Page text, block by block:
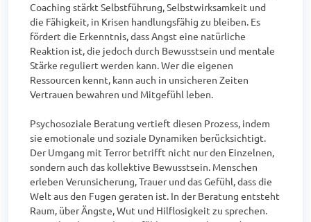
Coaching stärkt Selbstführung, Selbstwirksamkeit und
die Fähigkeit, in Krisen handlungsfähig zu bleiben. Es
fördert die Erkenntnis, dass Angst eine natürliche
Reaktion ist, die jedoch durch Bewusstsein und mentale
Stärke reguliert werden kann. Wer die eigenen
Ressourcen kennt, kann auch in unsicheren Zeiten
Vertrauen bewahren und Mitgefühl leben.
Psychosoziale Beratung vertieft diesen Prozess, indem
sie emotionale und soziale Dynamiken berücksichtigt.
Der Umgang mit Terror betrifft nicht nur den Einzelnen,
sondern auch das kollektive Bewusstsein. Menschen
erleben Verunsicherung, Trauer und das Gefühl, dass die
Welt aus den Fugen geraten ist. In der Beratung entsteht
Raum, über Ängste, Wut und Hilflosigkeit zu sprechen.